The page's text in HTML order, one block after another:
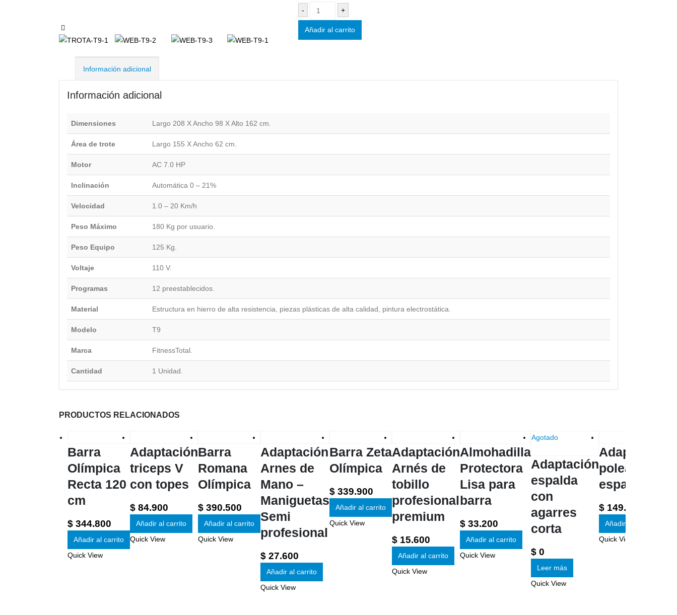
-
+
Añadir al carrito
Información adicional
Información adicional
Dimensiones Largo 208 X Ancho 98 X Alto 162 cm.
Área de trote Largo 155 X Ancho 62 cm.
Motor AC 7.0 HP
Inclinación Automática 0 – 21%
Velocidad 1.0 – 20 Km/h
Peso Máximo 180 Kg por usuario.
Peso Equipo 125 Kg.
Voltaje 110 V.
Programas 12 preestablecidos.
Material Estructura en hierro de alta resistencia, piezas plásticas de alta calidad, pintura electrostática.
Modelo T9
Marca FitnessTotal.
Cantidad 1 Unidad.
PRODUCTOS RELACIONADOS
Barra
Olímpica
Recta 120
cm
$ 344.800
Añadir al carrito
Quick View
Adaptación
triceps V
con topes
$ 84.900
Añadir al carrito
Quick View
Barra
Romana
Olímpica
$ 390.500
Añadir al carrito
Quick View
Adaptación
Arnes de
Mano –
Maniguetas
Semi
profesional
$ 27.600
Añadir al carrito
Quick View
Barra Zeta
Olímpica
$ 339.900
Añadir al carrito
Quick View
Adaptación
Arnés de
tobillo
profesional
premium
$ 15.600
Añadir al carrito
Quick View
Almohadilla
Protectora
Lisa para
barra
$ 33.200
Añadir al carrito
Quick View
Agotado
Adaptación
espalda
con
agarres
corta
$ 0
Leer más
Quick View
Adaptación
polea
espalda
$ 149.000
Añadir al carrito
Quick View